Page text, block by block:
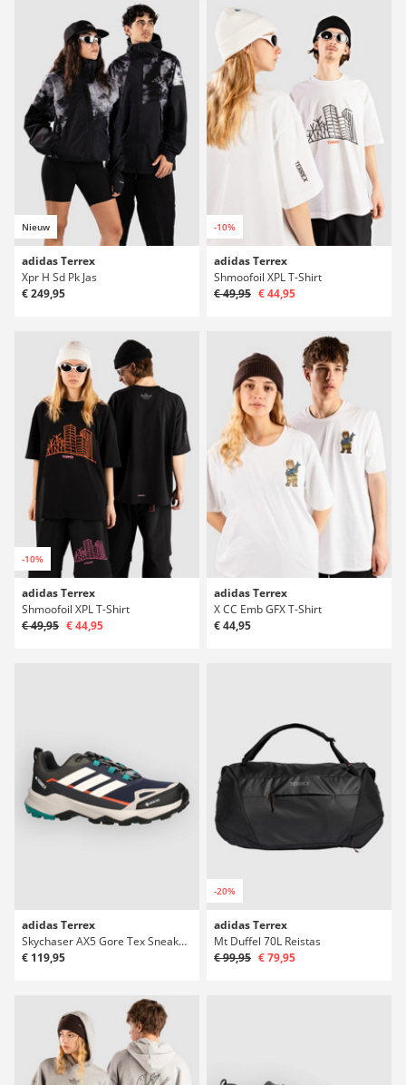
Nieuw
adidas Terrex
Xpr H Sd Pk Jas
€ 249,95
-10%
adidas Terrex
Shmoofoil XPL T-Shirt
€ 49,95 € 44,95
-10%
adidas Terrex
Shmoofoil XPL T-Shirt
€ 49,95 € 44,95
adidas Terrex
X CC Emb GFX T-Shirt
€ 44,95
adidas Terrex
Skychaser AX5 Gore Tex Sneakers
€ 119,95
-20%
adidas Terrex
Mt Duffel 70L Reistas
€ 99,95 € 79,95